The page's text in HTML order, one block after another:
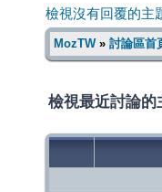
檢視沒有回覆的主
MozTW» 討論區首
檢視最近討論的